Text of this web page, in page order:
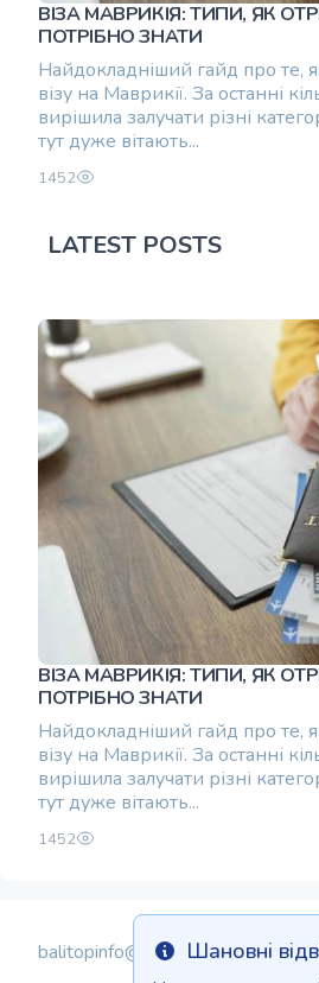
ВІЗА МАВРИКІЯ: ТИПИ, ЯК
ПОТРІБНО ЗНАТИ
Найдокладніший гайд про те,
візу на Маврикії. За останні
вирішила залучати різні
тут дуже вітають...
1452
LATEST POSTS
ВІЗА МАВРИКІЯ: ТИПИ, ЯК
ПОТРІБНО ЗНАТИ
Найдокладніший гайд про те,
візу на Маврикії. За останні
вирішила залучати різні
тут дуже вітають...
1452
Info Шановні
balitopinfo@gmail.com